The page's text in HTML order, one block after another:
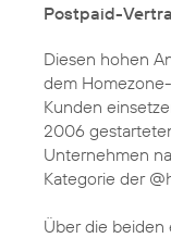
Postpaid-
Diesen hohen
dem
Kunden
2006
Unternehmen
Kategorie der
Über die